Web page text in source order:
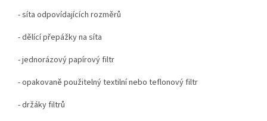
- síta odpovídajících rozměrů
- dělící přepážky na síta
- jednorázový papírový filtr
- opakovaně použitelný textilní nebo teflonový filtr
- držáky filtrů